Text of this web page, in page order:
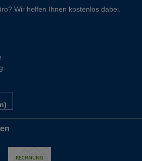
Wir helfen Ihnen kostenlos dabei.